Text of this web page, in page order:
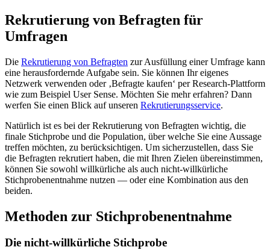
Rekrutierung von Befragten für
Umfragen
Die Rekrutierung von Befragten zur Ausfüllung einer Umfrage kann
eine herausfordernde Aufgabe sein. Sie können Ihr eigenes
Netzwerk verwenden oder ‚Befragte kaufen‘ per Research-Plattform
wie zum Beispiel User Sense. Möchten Sie mehr erfahren? Dann
werfen Sie einen Blick auf unseren Rekrutierungsservice.
Natürlich ist es bei der Rekrutierung von Befragten wichtig, die
finale Stichprobe und die Population, über welche Sie eine Aussage
treffen möchten, zu berücksichtigen. Um sicherzustellen, dass Sie
die Befragten rekrutiert haben, die mit Ihren Zielen übereinstimmen,
können Sie sowohl willkürliche als auch nicht-willkürliche
Stichprobenentnahme nutzen — oder eine Kombination aus den
beiden.
Methoden zur Stichprobenentnahme
Die nicht-willkürliche Stichprobe